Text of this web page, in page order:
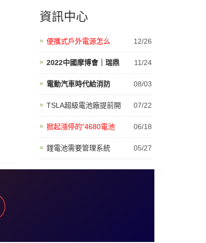
資訊中心
便攜式戶外電源怎么 12/26
2022中國摩博會｜瑞鼎 11/24
電動汽車時代給消防 08/03
TSLA超級電池廠提前開 07/22
掀起漲停的“4680電池 06/18
鋰電池需要管理系統 05/27